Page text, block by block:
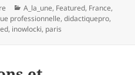
Catégories
A_la_une, Featured, France,
professionnelle,didactiquepro,
, inowlocki, paris